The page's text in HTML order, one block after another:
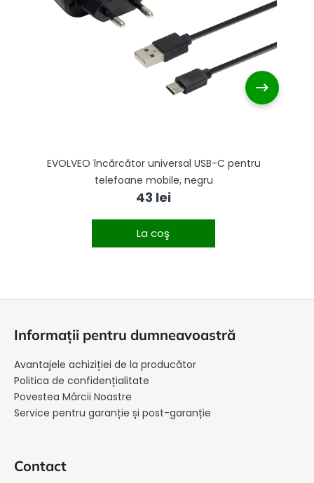
EVOLVEO încărcător universal USB-C pentru
telefoane mobile, negru
43 lei
La coş
Informații pentru dumneavoastră
Avantajele achiziției de la producător
Politica de confidențialitate
Povestea Mărcii Noastre
Service pentru garanție și post-garanție
Contact